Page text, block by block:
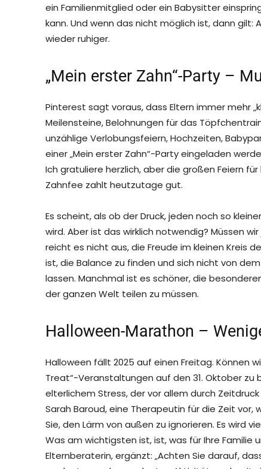
ein Familienmitglied oder ein Babysitter
kann. Und wenn das nicht möglich ist, dann
wieder ruhiger.
„Mein erster Zahn“-Party –
Pinterest sagt voraus, dass Eltern immer mehr
Meilensteine, Belohnungen für das
unzählige Verlobungsfeiern, Hochzeiten,
einer „Mein erster Zahn“-Party eingeladen
Ich gratuliere herzlich, aber die großen Feiern
Zahnfee zahlt heutzutage gut.
Es scheint, als ob der Druck, jeden noch so
wird. Aber ist das wirklich notwendig? Müssen
reicht es nicht aus, die Freude im kleinen Kreis
ist, die Balance zu finden und sich nicht von
lassen. Manchmal ist es schöner, die
der ganzen Welt teilen zu müssen.
Halloween-Marathon –
Halloween fällt 2025 auf einen Freitag. Können
Treat“-Veranstaltungen auf den 31. Oktober zu
elterlichem Stress, der vor allem durch
Sarah Baroud, eine Therapeutin für die Zeit vor,
Sie, den Lärm von außen zu ignorieren. Es wird
Was am wichtigsten ist, ist, was für Ihre Familie
Elternberaterin, ergänzt: „Achten Sie darauf,